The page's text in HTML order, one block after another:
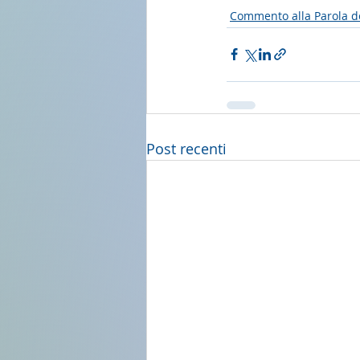
Commento alla Parola
Post recenti